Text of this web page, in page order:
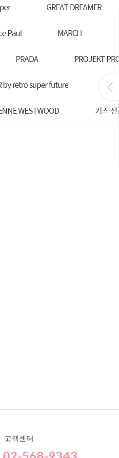
GREAT DREAMER
Paul MARCH
PRADA PROJEKT
by retro super future
WESTWOOD 키즈
고객센터